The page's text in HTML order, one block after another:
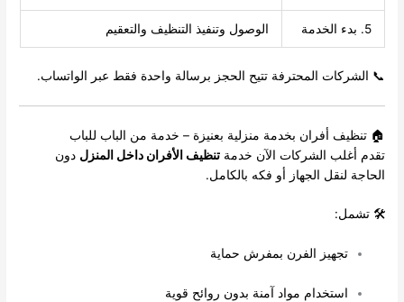
5. بدء الخدمة الوصول وتنفيذ التنظيف والتعقيم
📞 الشركات المحترفة تتيح الحجز برسالة واحدة فقط عبر الواتساب.
🏠 تنظيف أفران بخدمة منزلية بعنيزة – خدمة من الباب للباب
تقدم أغلب الشركات الآن خدمةتنظيف الأفران داخل المنزل دون
الحاجة لنقل الجهاز أو فكه بالكامل.
🛠️ تشمل:
تجهيز الفرن بمفرش حماية
استخدام مواد آمنة بدون روائح قوية